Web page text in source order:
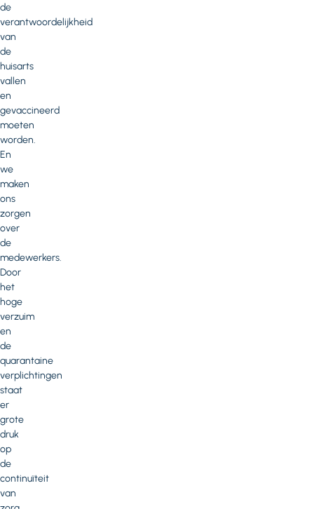
de
verantwoordelijkheid
van
de
huisarts
vallen
en
gevaccineerd
moeten
worden.
En
we
maken
ons
zorgen
over
de
medewerkers.
Door
het
hoge
verzuim
en
de
quarantaine
verplichtingen
staat
er
grote
druk
op
de
continuïteit
van